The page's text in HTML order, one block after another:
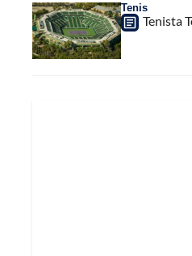
Tenis
Tenista